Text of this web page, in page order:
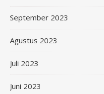
September 2023
Agustus 2023
Juli 2023
Juni 2023